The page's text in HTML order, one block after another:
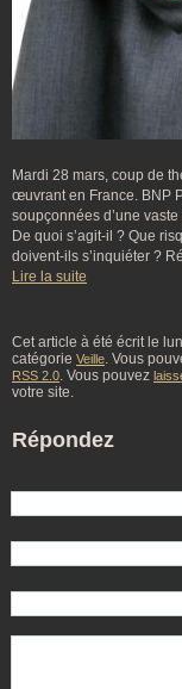
Mardi 28 mars, coup de
œuvrant en France. BNP
soupçonnées d’une
De quoi s’agit-il ? Que
doivent-ils s’inquiéter ?
Lire la suite
Cet article à été écrit le
catégorie Veille. Vous
RSS 2.0. Vous pouvez
votre site.
Répondez